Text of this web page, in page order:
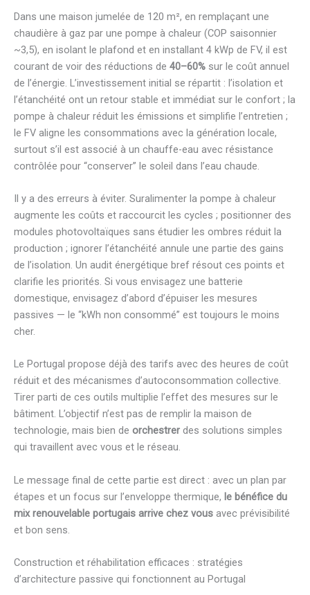
Dans une maison jumelée de 120 m², en remplaçant une
chaudière à gaz par une pompe à chaleur (COP saisonnier
~3,5), en isolant le plafond et en installant 4 kWp de FV, il est
courant de voir des réductions de 40–60% sur le coût annuel
de l’énergie. L’investissement initial se répartit : l’isolation et
l’étanchéité ont un retour stable et immédiat sur le confort ; la
pompe à chaleur réduit les émissions et simplifie l’entretien ;
le FV aligne les consommations avec la génération locale,
surtout s’il est associé à un chauffe-eau avec résistance
contrôlée pour “conserver” le soleil dans l’eau chaude.
Il y a des erreurs à éviter. Suralimenter la pompe à chaleur
augmente les coûts et raccourcit les cycles ; positionner des
modules photovoltaïques sans étudier les ombres réduit la
production ; ignorer l’étanchéité annule une partie des gains
de l’isolation. Un audit énergétique bref résout ces points et
clarifie les priorités. Si vous envisagez une batterie
domestique, envisagez d’abord d’épuiser les mesures
passives — le “kWh non consommé” est toujours le moins
cher.
Le Portugal propose déjà des tarifs avec des heures de coût
réduit et des mécanismes d’autoconsommation collective.
Tirer parti de ces outils multiplie l’effet des mesures sur le
bâtiment. L’objectif n’est pas de remplir la maison de
technologie, mais bien de orchestrer des solutions simples
qui travaillent avec vous et le réseau.
Le message final de cette partie est direct : avec un plan par
étapes et un focus sur l’enveloppe thermique, le bénéfice du
mix renouvelable portugais arrive chez vous avec prévisibilité
et bon sens.
Construction et réhabilitation efficaces : stratégies
d’architecture passive qui fonctionnent au Portugal